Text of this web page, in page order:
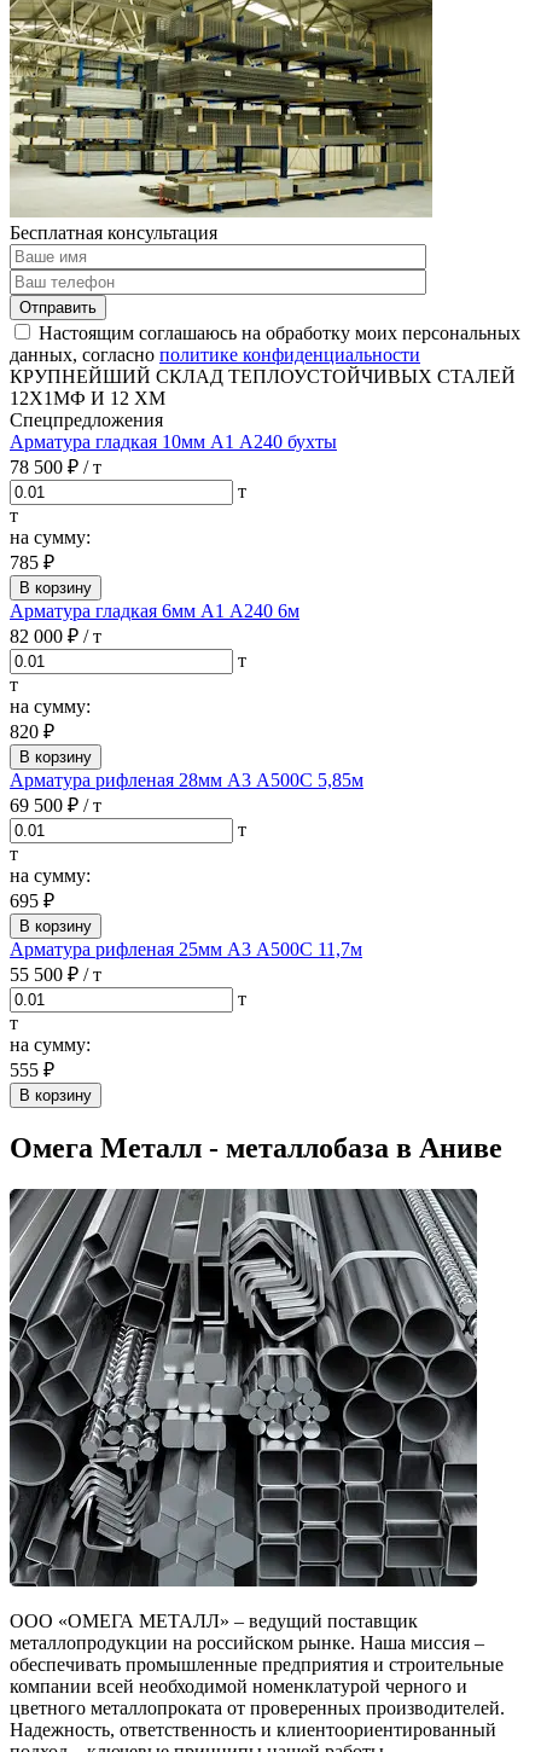
Бесплатная консультация
Отправить
Настоящим соглашаюсь на обработку моих персональных
данных, согласно политике конфиденциальности
КРУПНЕЙШИЙ СКЛАД ТЕПЛОУСТОЙЧИВЫХ СТАЛЕЙ
12Х1МФ И 12 ХМ
Спецпредложения
Арматура гладкая 10мм А1 А240 бухты
78 500 ₽ / т
т
т
на сумму:
785 ₽
В корзину
Арматура гладкая 6мм А1 А240 6м
82 000 ₽ / т
т
т
на сумму:
820 ₽
В корзину
Арматура рифленая 28мм А3 А500С 5,85м
69 500 ₽ / т
т
т
на сумму:
695 ₽
В корзину
Арматура рифленая 25мм А3 А500С 11,7м
55 500 ₽ / т
т
т
на сумму:
555 ₽
В корзину
Омега Металл - металлобаза в Аниве
ООО «ОМЕГА МЕТАЛЛ» – ведущий поставщик
металлопродукции на российском рынке. Наша миссия –
обеспечивать промышленные предприятия и строительные
компании всей необходимой номенклатурой черного и
цветного металлопроката от проверенных производителей.
Надежность, ответственность и клиентоориентированный